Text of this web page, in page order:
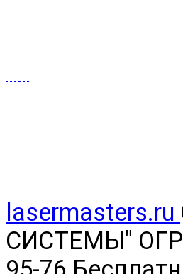
lasermasters.ru
СИСТЕМЫ"